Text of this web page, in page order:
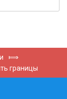
⟾
границы